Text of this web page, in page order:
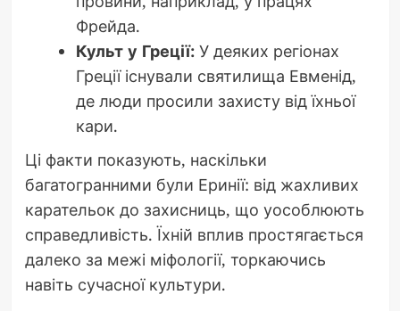
Фрейда.
Культ у Греції:У деяких регіонах
Греції існували святилища Евменід,
де люди просили захисту від їхньої
кари.
Ці факти показують, наскільки
багатогранними були Еринії: від жахливих
карательок до захисниць, що уособлюють
справедливість. Їхній вплив простягається
далеко за межі міфології, торкаючись
навіть сучасної культури.